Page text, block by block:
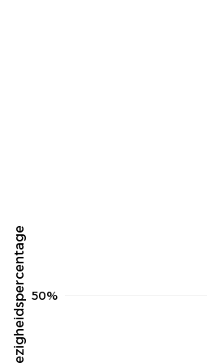
Aanwezigheidspercentage 50%